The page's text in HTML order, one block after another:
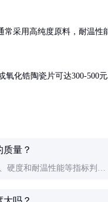
常采用高纯度原料，耐温性
氧化锆陶瓷片可达300-500
量？
硬度和耐温性能等指标判断